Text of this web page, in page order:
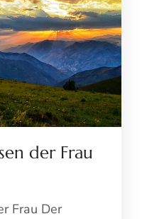
der Frau
Frau Der